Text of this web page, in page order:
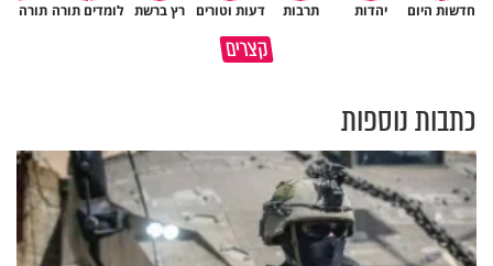
חדשות היום יהדות תרבות דעות וטורים רץ ברשת לומדים תורה תורה
קצרים
מתחילים לעבוד לקראת ראש
הרגעים הקשים ביותר בחיים
כתבות נוספות